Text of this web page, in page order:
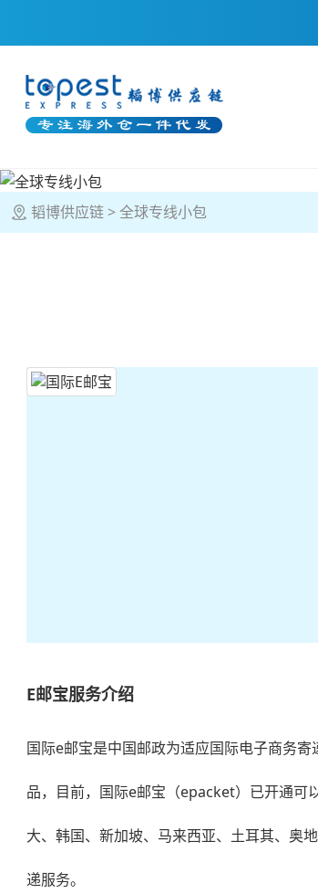
韬博供应链 全球专线小包
E邮宝服务介绍
国际e邮宝是中国邮政为适应国际电子商务
品，目前，国际e邮宝（epacket）已开通可
大、韩国、新加坡、马来西亚、土耳其、奥
递服务。